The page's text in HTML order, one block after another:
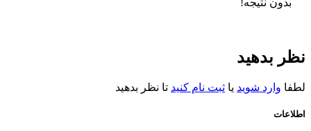
بدون نتیجه!
نظر بدهید
لطفا وارد شوید یا ثبت نام کنید تا نظر بدهید
اطلاعات